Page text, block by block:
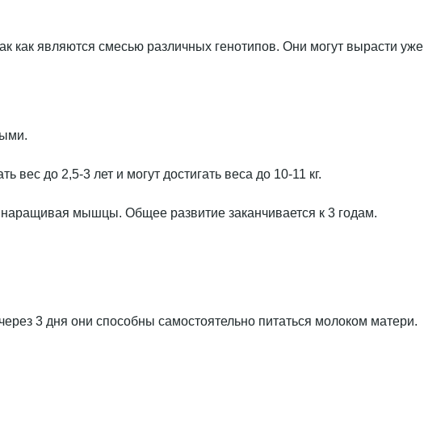
как являются смесью различных генотипов. Они могут вырасти уже
вес до 2,5-3 лет и могут достигать веса до 10-11 кг.
мышцы. Общее развитие заканчивается к 3 годам.
3 дня они способны самостоятельно питаться молоком матери.